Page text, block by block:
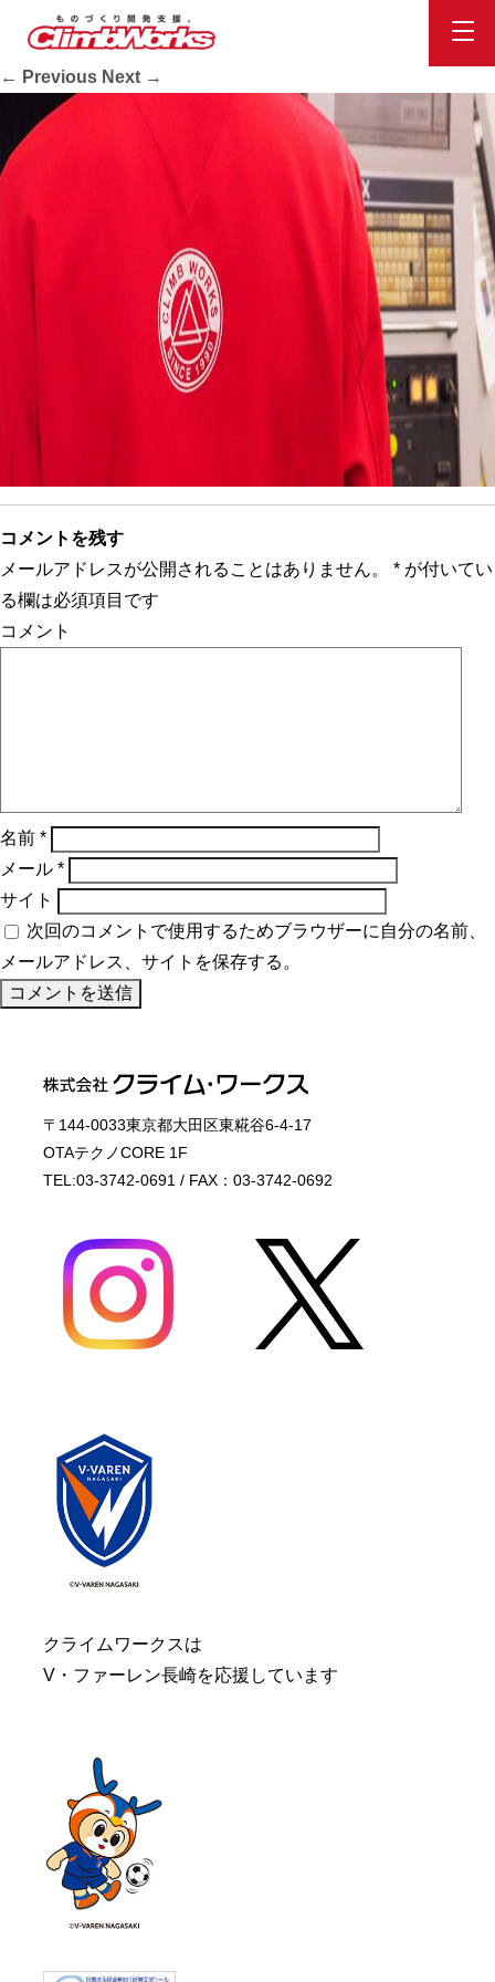
title_rec
Published2020.10.16at2400 × 890
← Previous Next →
コメントを残す
メールアドレスが公開されることはありません。
* が付いてい
る欄は必須項目です
コメント
名前 *
メール *
サイト
次回のコメントで使用するためブラウザーに自分の名前、
メールアドレス、サイトを保存する。
〒144-0033東京都大田区東糀谷6-4-17
OTAテクノCORE 1F
TEL:03-3742-0691 / FAX：03-3742-0692
クライムワークスは
V・ファーレン長崎を応援しています